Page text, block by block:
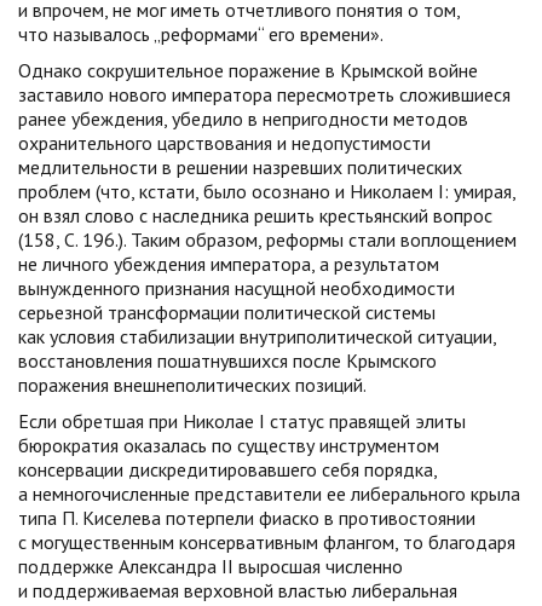
и впрочем, не мог иметь отчетливого понятия о том,
что называлось „реформами“ его времени».
Однако сокрушительное поражение в Крымской войне
заставило нового императора пересмотреть сложившиеся
ранее убеждения, убедило в непригодности методов
охранительного царствования и недопустимости
медлительности в решении назревших политических
проблем (что, кстати, было осознано и Николаем I: умирая,
он взял слово с наследника решить крестьянский вопрос
(158, С. 196.). Таким образом, реформы стали воплощением
не личного убеждения императора, а результатом
вынужденного признания насущной необходимости
серьезной трансформации политической системы
как условия стабилизации внутриполитической ситуации,
восстановления пошатнувшихся после Крымского
поражения внешнеполитических позиций.
Если обретшая при Николае I статус правящей элиты
бюрократия оказалась по существу инструментом
консервации дискредитировавшего себя порядка,
а немногочисленные представители ее либерального крыла
типа П. Киселева потерпели фиаско в противостоянии
с могущественным консервативным флангом, то благодаря
поддержке Александра II выросшая численно
и поддерживаемая верховной властью либеральная